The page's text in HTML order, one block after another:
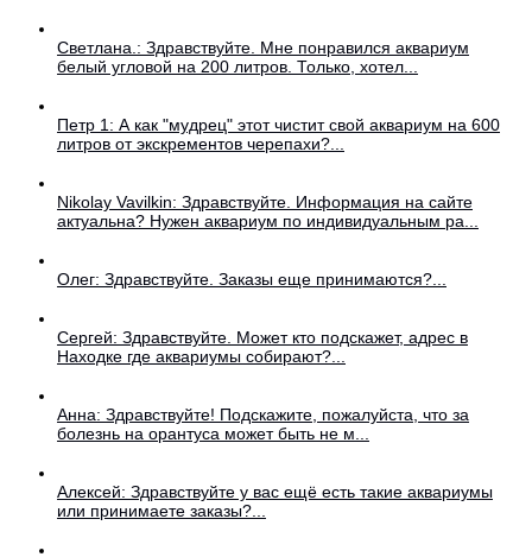
Светлана.: Здравствуйте. Мне понравился аквариум
белый угловой на 200 литров. Только, хотел...
Петр 1: А как "мудрец" этот чистит свой аквариум на 600
литров от экскрементов черепахи?...
Nikolay Vavilkin: Здравствуйте. Информация на сайте
актуальна? Нужен аквариум по индивидуальным ра...
Олег: Здравствуйте. Заказы еще принимаются?...
Сергей: Здравствуйте. Может кто подскажет, адрес в
Находке где аквариумы собирают?...
Анна: Здравствуйте! Подскажите, пожалуйста, что за
болезнь на орантуса может быть не м...
Алексей: Здравствуйте у вас ещё есть такие аквариумы
или принимаете заказы?...